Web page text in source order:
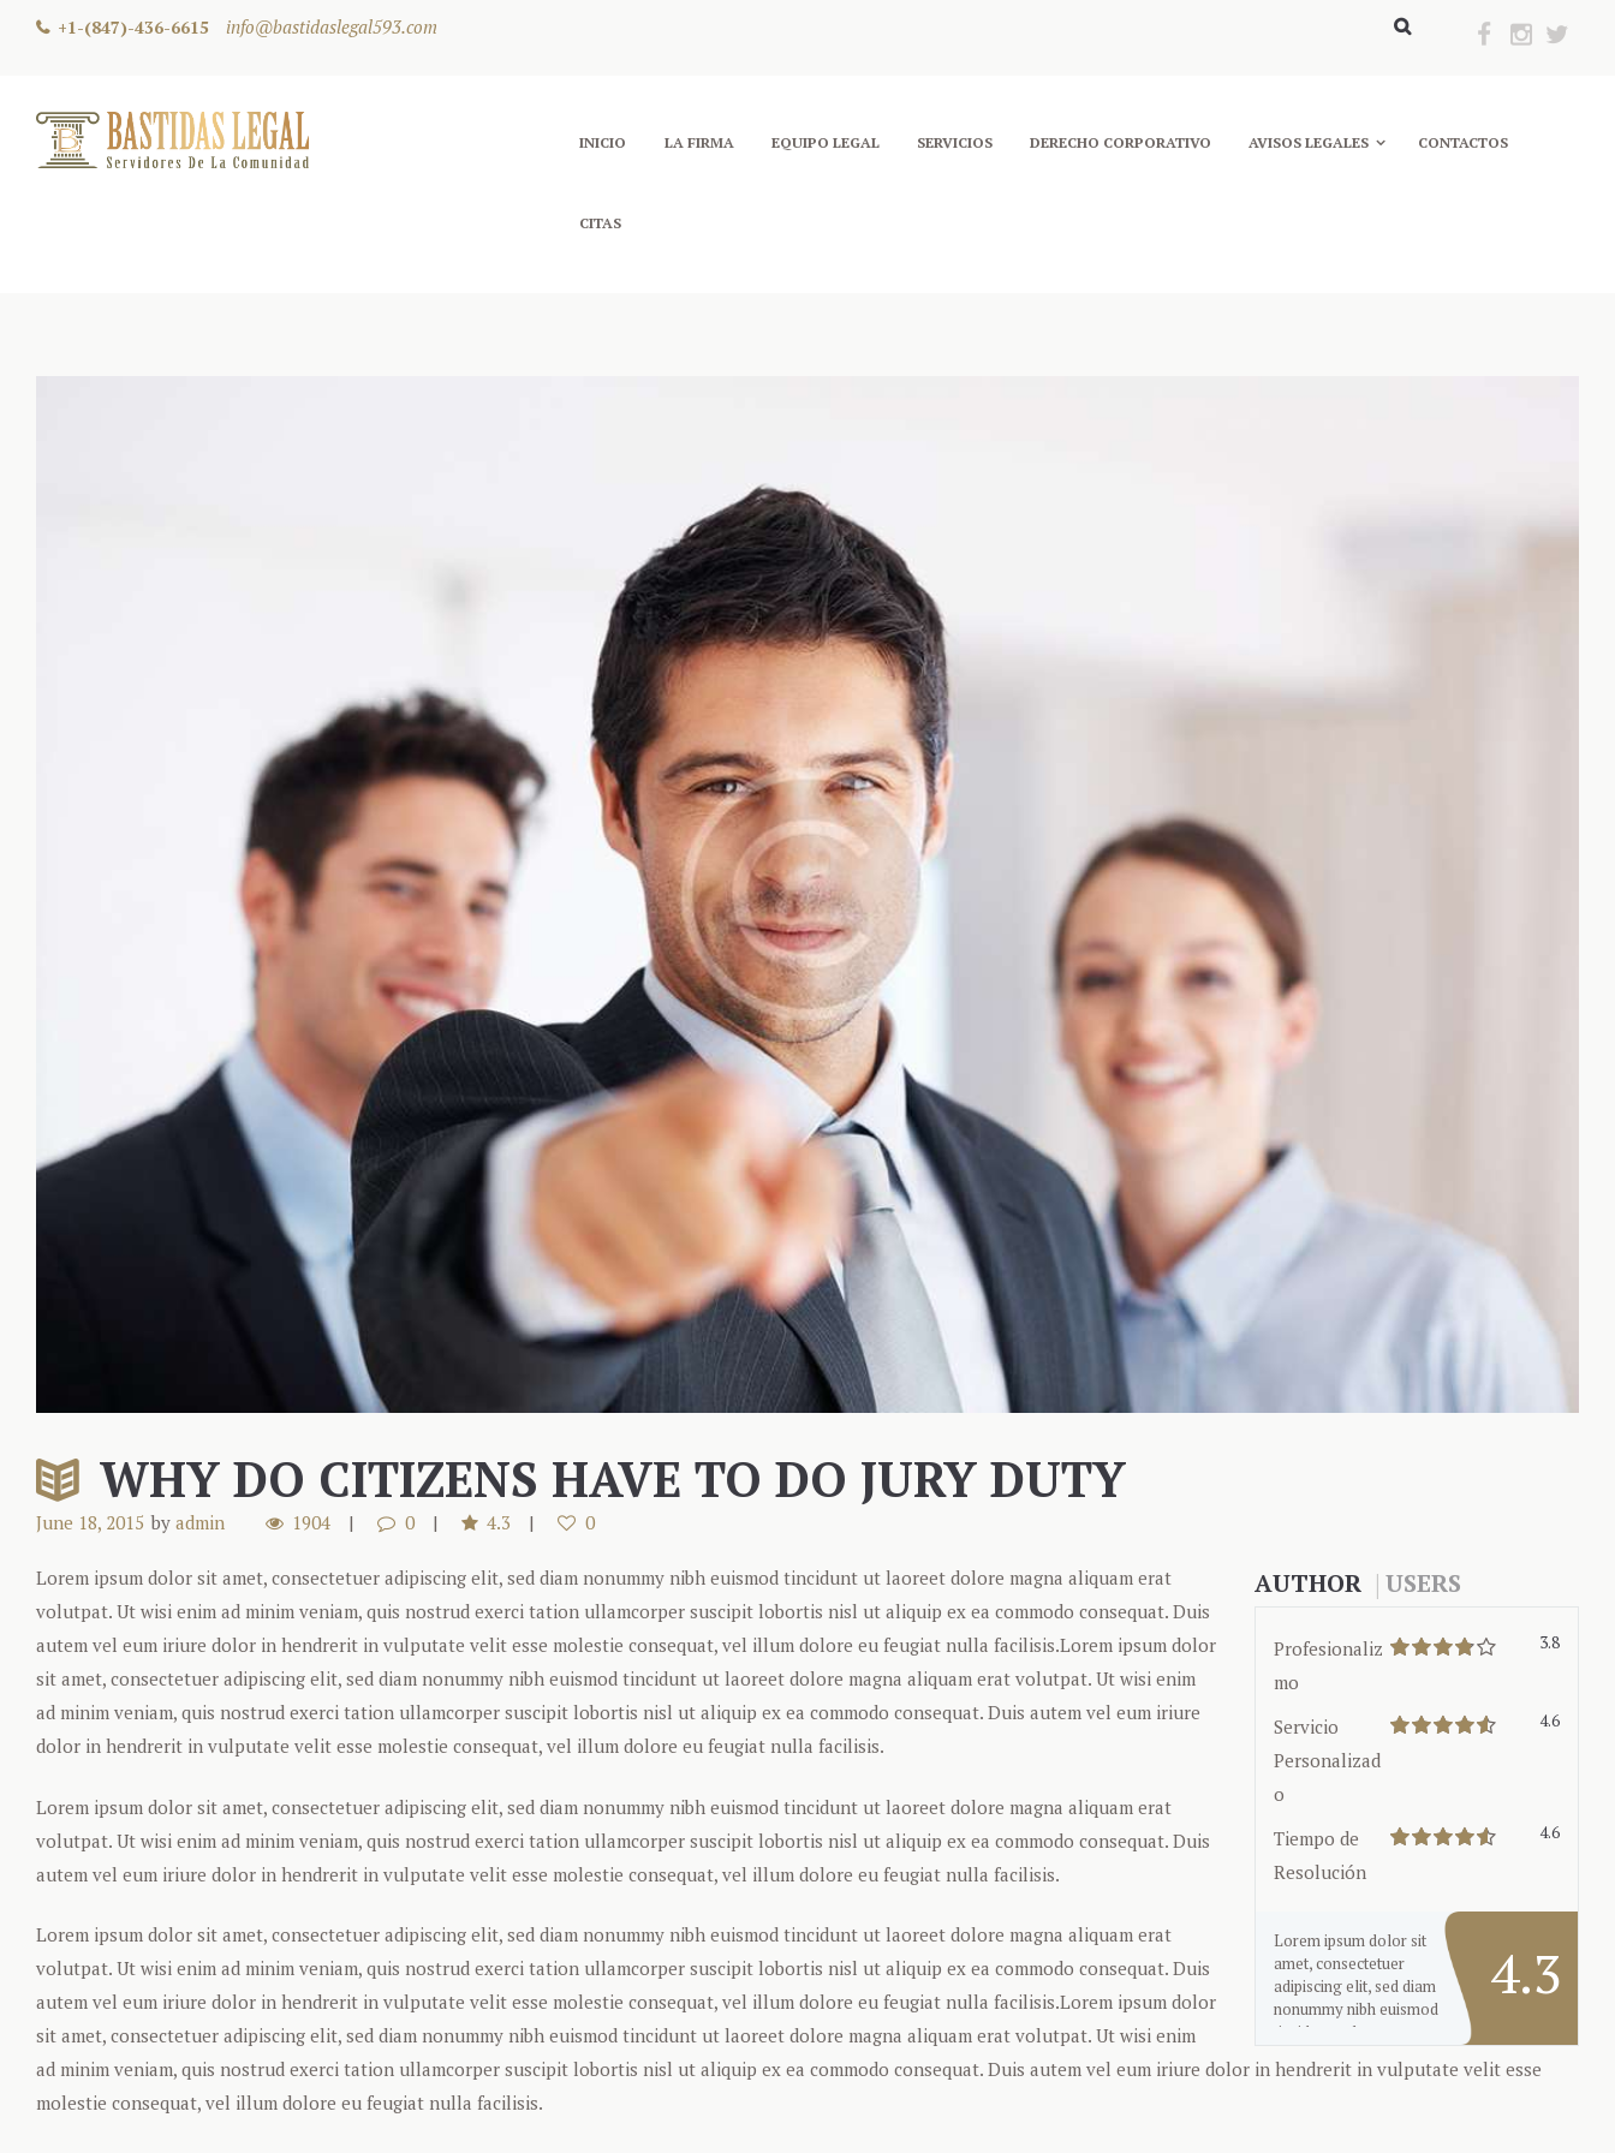
+1-(847)-436-6615 info@bastidaslegal593.com
INICIO LA FIRMA EQUIPO LEGAL SERVICIOS DERECHO CORPORATIVO AVISOS LEGALES CONTACTOS
CITAS
WHY DO CITIZENS HAVE TO DO JURY DUTY
June 18, 2015 by admin 1904 0 4.3 0
AUTHOR USERS
Profesionaliz
mo
3.8
Servicio
Personalizad
o
4.6
Tiempo de
Resolución
4.6
Lorem ipsum dolor sit
amet, consectetuer
adipiscing elit, sed diam
nonummy nibh euismod
tincidunt ut laoreet
erat volutpat. Ut wisi
4.3
Lorem ipsum dolor sit amet, consectetuer adipiscing elit, sed diam nonummy nibh euismod tincidunt ut laoreet dolore magna aliquam erat
volutpat. Ut wisi enim ad minim veniam, quis nostrud exerci tation ullamcorper suscipit lobortis nisl ut aliquip ex ea commodo consequat. Duis
autem vel eum iriure dolor in hendrerit in vulputate velit esse molestie consequat, vel illum dolore eu feugiat nulla facilisis.Lorem ipsum dolor
sit amet, consectetuer adipiscing elit, sed diam nonummy nibh euismod tincidunt ut laoreet dolore magna aliquam erat volutpat. Ut wisi enim
ad minim veniam, quis nostrud exerci tation ullamcorper suscipit lobortis nisl ut aliquip ex ea commodo consequat. Duis autem vel eum iriure
dolor in hendrerit in vulputate velit esse molestie consequat, vel illum dolore eu feugiat nulla facilisis.
Lorem ipsum dolor sit amet, consectetuer adipiscing elit, sed diam nonummy nibh euismod tincidunt ut laoreet dolore magna aliquam erat
volutpat. Ut wisi enim ad minim veniam, quis nostrud exerci tation ullamcorper suscipit lobortis nisl ut aliquip ex ea commodo consequat. Duis
autem vel eum iriure dolor in hendrerit in vulputate velit esse molestie consequat, vel illum dolore eu feugiat nulla facilisis.
Lorem ipsum dolor sit amet, consectetuer adipiscing elit, sed diam nonummy nibh euismod tincidunt ut laoreet dolore magna aliquam erat
volutpat. Ut wisi enim ad minim veniam, quis nostrud exerci tation ullamcorper suscipit lobortis nisl ut aliquip ex ea commodo consequat. Duis
autem vel eum iriure dolor in hendrerit in vulputate velit esse molestie consequat, vel illum dolore eu feugiat nulla facilisis.Lorem ipsum dolor
sit amet, consectetuer adipiscing elit, sed diam nonummy nibh euismod tincidunt ut laoreet dolore magna aliquam erat volutpat. Ut wisi enim
ad minim veniam, quis nostrud exerci tation ullamcorper suscipit lobortis nisl ut aliquip ex ea commodo consequat. Duis autem vel eum iriure dolor in hendrerit in vulputate velit esse
molestie consequat, vel illum dolore eu feugiat nulla facilisis.